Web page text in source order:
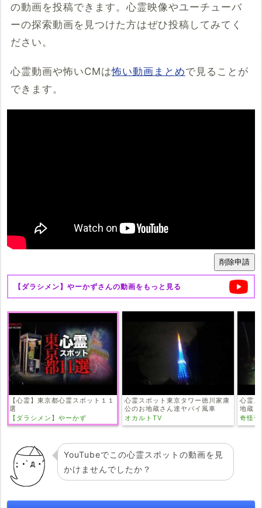
の動画を投稿できます。心霊映像やユーチューバ
ーの探索動画を見つけた方はぜひ投稿してみてく
ださい。
心霊動画や怖いCMは怖い動画まとめで見ることが
できます。
【ダラシメン】やーかずさんの動画をもっと見る
【心霊】東京都心霊スポット１１
選
【ダラシメン】やーかず
心霊スポット東京タワー徳川家康
公のお地蔵さん達ヤバイ風車
オカルトTV
心霊
地蔵
奇怪千
YouTubeでこの心霊スポットの動画を見
かけませんでしたか？